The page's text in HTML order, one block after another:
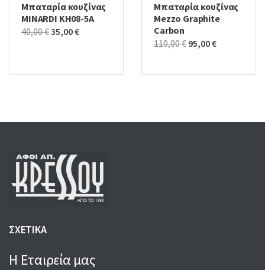
Μπαταρία κουζίνας
MINARDI KH08-5A
40,00€Original
40,00 €.
35,00€Current
35,00 €.
Μπαταρία κουζίνας
Mezzo Graphite
Carbon
110,00€ Original
was:
95,00€Current
is:
ΣΧΕΤΙΚΑ
Η Εταιρεία μας